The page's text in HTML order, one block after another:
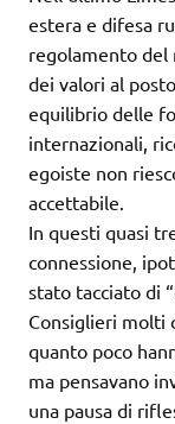
estera e difesa
regolamento del
dei valori al
equilibrio delle
internazionali,
egoiste non
accettabile.
In questi quasi
connessione,
stato tacciato di
Consiglieri molti
quanto poco
ma pensavano
una pausa di